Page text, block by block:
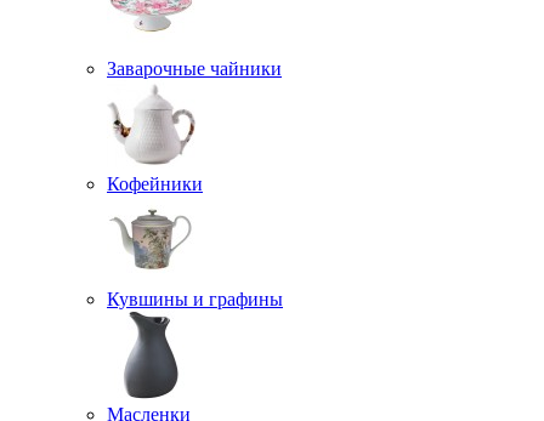
Заварочные чайники
Кофейники
Кувшины и графины
Масленки